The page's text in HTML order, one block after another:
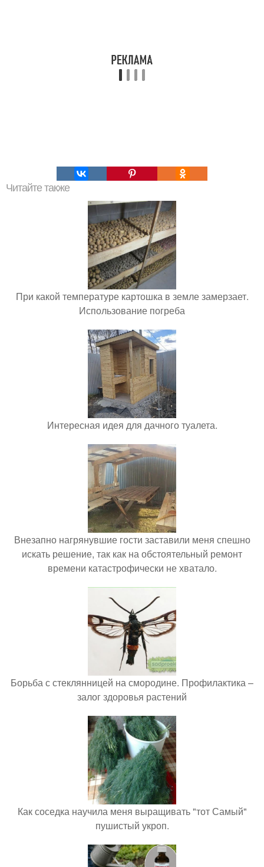
Читайте также
При какой температуре картошка в земле замерзает.
Использование погреба
Интересная идея для дачного туалета.
Внезапно нагрянувшие гости заставили меня спешно
искать решение, так как на обстоятельный ремонт
времени катастрофически не хватало.
Борьба с стеклянницей на смородине. Профилактика –
залог здоровья растений
Как соседка научила меня выращивать "тот Самый"
пушистый укроп.